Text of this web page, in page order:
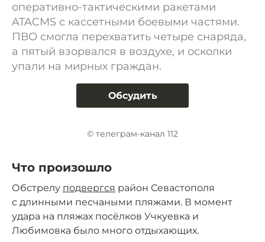
оперативно-тактическими ракетами
ATACMS с кассетными боевыми частями.
ПВО смогла перехватить четыре снаряда,
а пятый взорвался в воздухе, и осколки
упали на мирных граждан.
Обсудить
© телеграм-канал 112
Что произошло
Обстрелу подвергся район Севастополя
с длинными песчаными пляжами. В момент
удара на пляжах посёлков Учкуевка и
Любимовка было много отдыхающих.